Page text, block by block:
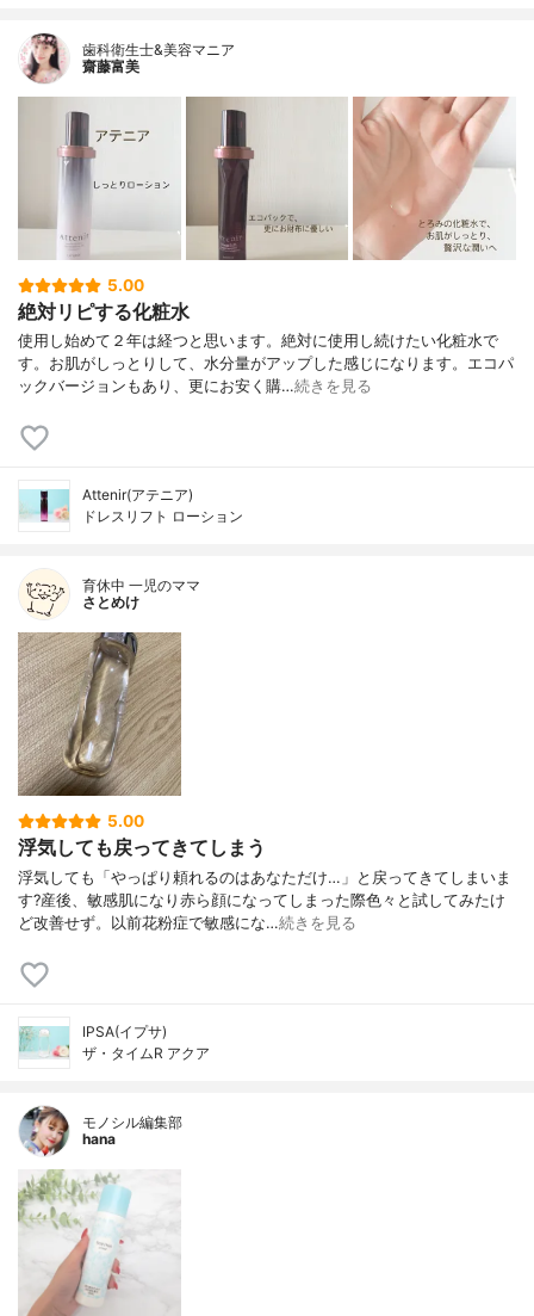
歯科衛生士&美容マニア
齋藤富美
5.00
絶対リピする化粧水
使用し始めて２年は経つと思います。絶対に使用し続けたい化粧水で
す。お肌がしっとりして、水分量がアップした感じになります。エコパ
ックバージョンもあり、更にお安く購…続きを見る
Attenir(アテニア)
ドレスリフト ローション
育休中 一児のママ
さとめけ
5.00
浮気しても戻ってきてしまう
浮気しても「やっぱり頼れるのはあなただけ…」と戻ってきてしまいま
す?産後、敏感肌になり赤ら顔になってしまった際色々と試してみたけ
ど改善せず。以前花粉症で敏感にな…続きを見る
IPSA(イプサ)
ザ・タイムR アクア
モノシル編集部
hana